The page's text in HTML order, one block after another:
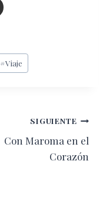
#Viaje
SIGUIENTE
Con Maroma en el
Corazón